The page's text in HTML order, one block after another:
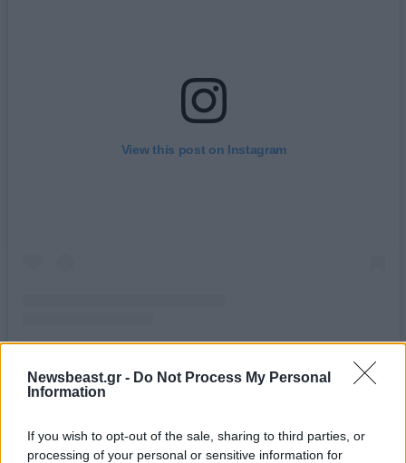
Newsbeast.gr - Do Not Process My Personal
Information
If you wish to opt-out of the sale, sharing to third parties, or
processing of your personal or sensitive information for
View this post on Instagram
A post shared by Blair Eadie / Atlantic-Pacific (@blaireadiebee)